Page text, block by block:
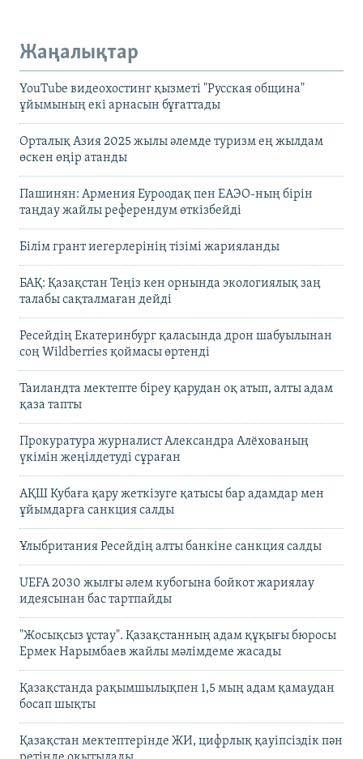
Жаңалықтар
YouTube видеохостинг қызметі "Русская община"
ұйымының екі арнасын бұғаттады
Орталық Азия 2025 жылы әлемде туризм ең жылдам
өскен өңір атанды
Пашинян: Армения Еуроодақ пен ЕАЭО-ның бірін
таңдау жайлы референдум өткізбейді
Білім грант иегерлерінің тізімі жарияланды
БАҚ: Қазақстан Теңіз кен орнында экологиялық заң
талабы сақталмаған дейді
Ресейдің Екатеринбург қаласында дрон шабуылынан
соң Wildberries қоймасы өртенді
Таиландта мектепте біреу қарудан оқ атып, алты адам
қаза тапты
Прокуратура журналист Александра Алёхованың
үкімін жеңілдетуді сұраған
АҚШ Кубаға қару жеткізуге қатысы бар адамдар мен
ұйымдарға санкция салды
Ұлыбритания Ресейдің алты банкіне санкция салды
UEFA 2030 жылғы әлем кубогына бойкот жариялау
идеясынан бас тартпайды
"Жосықсыз ұстау". Қазақстанның адам құқығы бюросы
Ермек Нарымбаев жайлы мәлімдеме жасады
Қазақстанда рақымшылықпен 1,5 мың адам қамаудан
босап шықты
Қазақстан мектептерінде ЖИ, цифрлық қауіпсіздік пән